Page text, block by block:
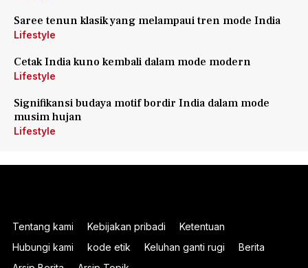
Saree tenun klasik yang melampaui tren mode India
Lifestyle
Cetak India kuno kembali dalam mode modern
Lifestyle
Signifikansi budaya motif bordir India dalam mode
musim hujan
Lifestyle
Tentang kami Kebijakan pribadi
Ketentuan
Hubungi kami
kode etik Keluhan ganti rugi
Berita